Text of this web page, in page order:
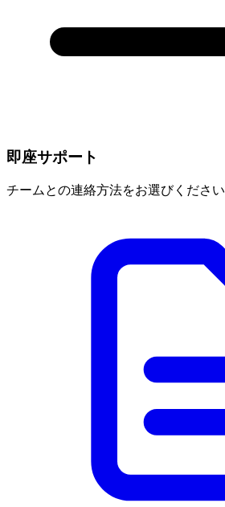
即座サポート
チームとの連絡方法をお選びください